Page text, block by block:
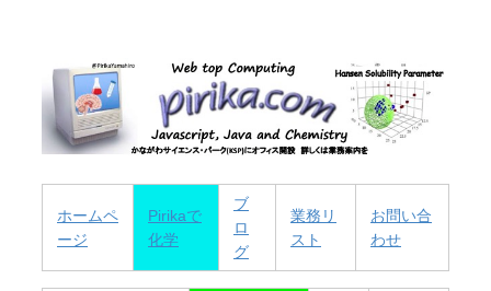
ホームペ
ージ
Pirikaで
化学
ブ
ロ
グ
業務リ
スト
お問い合
わせ